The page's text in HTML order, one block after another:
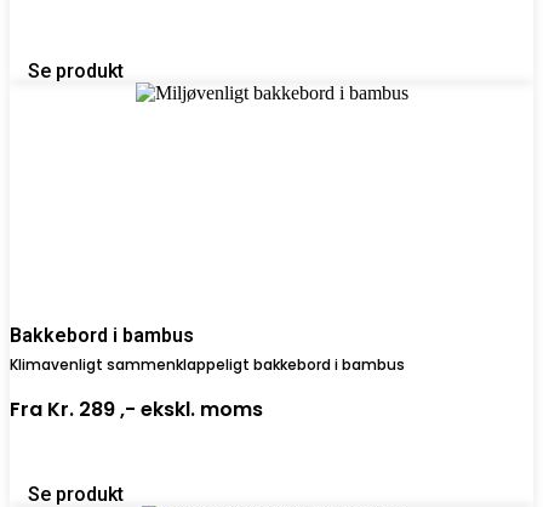
Se produkt
Bakkebord i bambus
Klimavenligt sammenklappeligt bakkebord i bambus
Fra Kr. 289 ,- ekskl. moms
Se produkt